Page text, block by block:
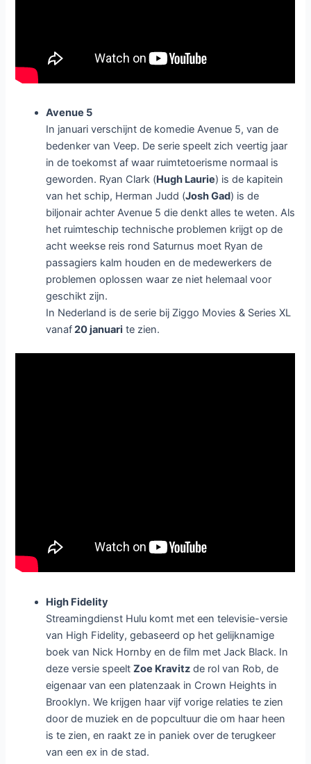
Avenue 5
In januari verschijnt de komedie Avenue 5, van de
bedenker van Veep. De serie speelt zich veertig jaar
in de toekomst af waar ruimtetoerisme normaal is
geworden. Ryan Clark (Hugh Laurie) is de kapitein
van het schip, Herman Judd (Josh Gad) is de
biljonair achter Avenue 5 die denkt alles te weten. Als
het ruimteschip technische problemen krijgt op de
acht weekse reis rond Saturnus moet Ryan de
passagiers kalm houden en de medewerkers de
problemen oplossen waar ze niet helemaal voor
geschikt zijn.
In Nederland is de serie bij Ziggo Movies & Series XL
vanaf20 januari te zien.
High Fidelity
Streamingdienst Hulu komt met een televisie-versie
van High Fidelity, gebaseerd op het gelijknamige
boek van Nick Hornby en de film met Jack Black. In
deze versie speeltZoe Kravitz de rol van Rob, de
eigenaar van een platenzaak in Crown Heights in
Brooklyn. We krijgen haar vijf vorige relaties te zien
door de muziek en de popcultuur die om haar heen
is te zien, en raakt ze in paniek over de terugkeer
van een ex in de stad.